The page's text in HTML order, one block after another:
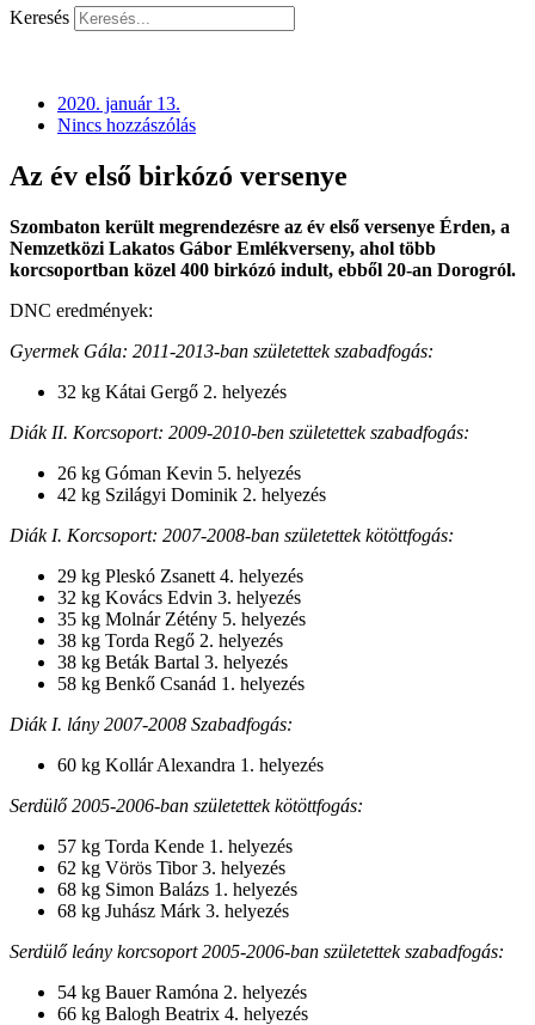
Keresés
2020. január 13.
Nincs hozzászólás
Az év első birkózó versenye
Szombaton került megrendezésre az év első versenye Érden, a
Nemzetközi Lakatos Gábor Emlékverseny, ahol több
korcsoportban közel 400 birkózó indult, ebből 20-an Dorogról.
DNC eredmények:
Gyermek Gála: 2011-2013-ban születettek szabadfogás:
32 kg Kátai Gergő 2. helyezés
Diák II. Korcsoport: 2009-2010-ben születettek szabadfogás:
26 kg Góman Kevin 5. helyezés
42 kg Szilágyi Dominik 2. helyezés
Diák I. Korcsoport: 2007-2008-ban születettek kötöttfogás:
29 kg Pleskó Zsanett 4. helyezés
32 kg Kovács Edvin 3. helyezés
35 kg Molnár Zétény 5. helyezés
38 kg Torda Regő 2. helyezés
38 kg Beták Bartal 3. helyezés
58 kg Benkő Csanád 1. helyezés
Diák I. lány 2007-2008 Szabadfogás:
60 kg Kollár Alexandra 1. helyezés
Serdülő 2005-2006-ban születettek kötöttfogás:
57 kg Torda Kende 1. helyezés
62 kg Vörös Tibor 3. helyezés
68 kg Simon Balázs 1. helyezés
68 kg Juhász Márk 3. helyezés
Serdülő leány korcsoport 2005-2006-ban születettek szabadfogás:
54 kg Bauer Ramóna 2. helyezés
66 kg Balogh Beatrix 4. helyezés